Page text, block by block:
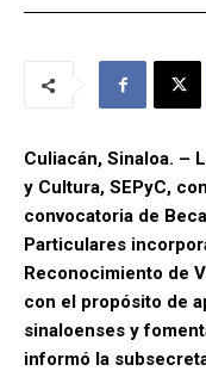
Culiacán, Sinaloa. –
y Cultura, SEPyC,
convocatoria de
Particulares
Reconocimiento de
con el propósito de
sinaloenses y
informó la